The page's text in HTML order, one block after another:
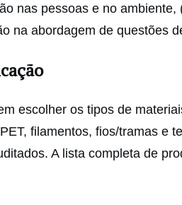
nas pessoas e no
na abordagem de questões
escolher os tipos de
filamentos, fios/tramas e
A lista completa de